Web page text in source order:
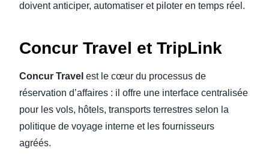
doivent anticiper, automatiser et piloter en temps réel.
Concur Travel et TripLink
Concur Travel est le cœur du processus de
réservation d’affaires : il offre une interface centralisée
pour les vols, hôtels, transports terrestres selon la
politique de voyage interne et les fournisseurs
agréés.